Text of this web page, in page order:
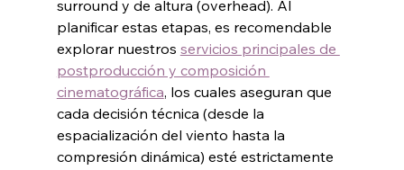
surround y de altura (overhead). Al
planificar estas etapas, es recomendable
explorar nuestros servicios principales de
postproducción y composición
cinematográfica, los cuales aseguran que
cada decisión técnica (desde la
espacialización del viento hasta la
compresión dinámica) esté estrictamente